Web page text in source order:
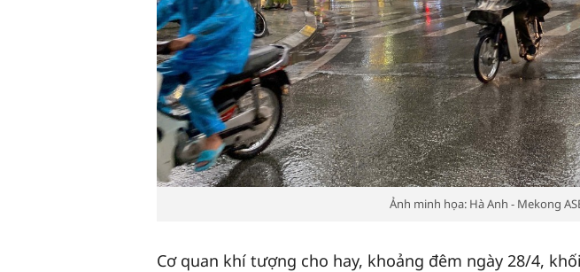
Ảnh minh họa: Hà Anh - Mekong
Cơ quan khí tượng cho hay, khoảng đêm ngày 28/4,